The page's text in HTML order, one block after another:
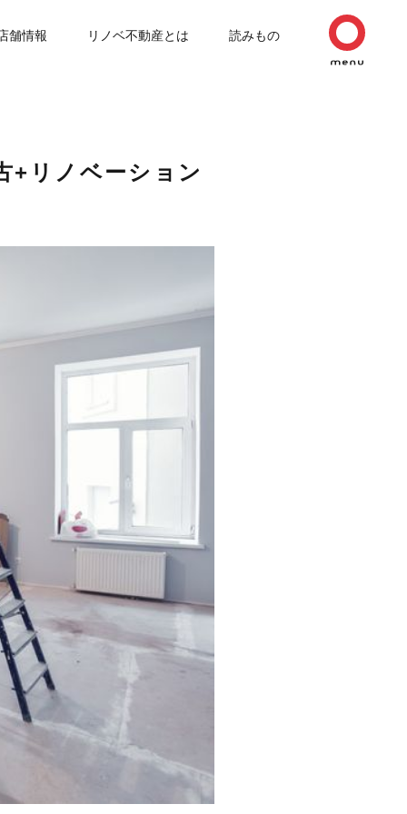
舗情報 リノベ不動産とは 読みもの
+リノベーション